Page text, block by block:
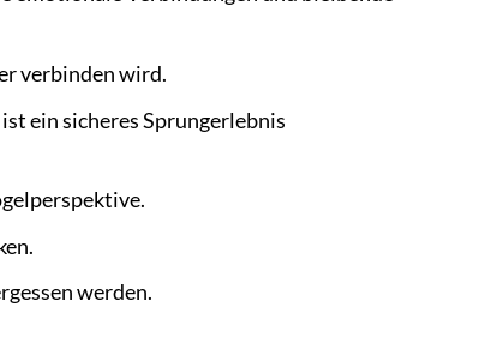
verbinden wird.
ein sicheres Sprungerlebnis
werden.